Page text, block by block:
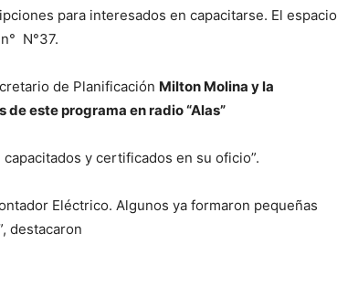
para interesados en capacitarse. El espacio
N°37.
de Planificación Milton Molina y la
este programa en radio “Alas”
y certificados en su oficio”.
Eléctrico. Algunos ya formaron pequeñas
destacaron